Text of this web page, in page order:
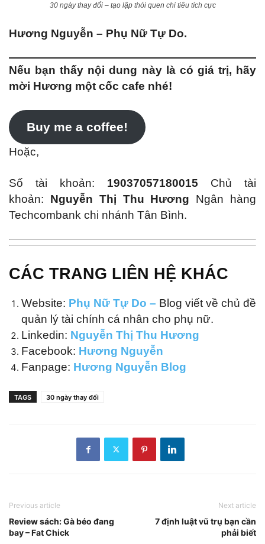
30 ngày thay đổi – tạo lập thói quen chi tiêu tích cực
Hương Nguyễn – Phụ Nữ Tự Do.
Nếu bạn thấy nội dung này là có giá trị, hãy
mời Hương một cốc cafe nhé!
Buy me a coffee!
Hoặc,
Số tài khoản: 19037057180015 Chủ tài
khoản: Nguyễn Thị Thu Hương Ngân hàng
Techcombank chi nhánh Tân Bình.
CÁC TRANG LIÊN HỆ KHÁC
Website: Phụ Nữ Tự Do – Blog viết về chủ đề
quản lý tài chính cá nhân cho phụ nữ.
Linkedin: Nguyễn Thị Thu Hương
Facebook: Hương Nguyễn
Fanpage: Hương Nguyễn Blog
TAGS 30 ngày thay đổi
Previous article
Review sách: Gà béo đang
bay – Fat Chick
Next article
7 định luật vũ trụ bạn cần
phải biết